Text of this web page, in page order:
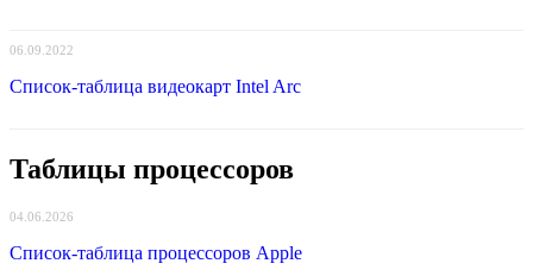
06.09.2022
Список-таблица видеокарт Intel Arc
Таблицы процессоров
04.06.2026
Список-таблица процессоров Apple